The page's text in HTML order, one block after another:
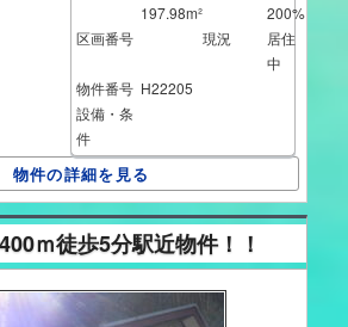
197.98m²
200%
区画番号
現況
居住
中
物件番号 H22205
設備・条
件
物件の詳細を見る
ｍ徒歩5分駅近物件！！